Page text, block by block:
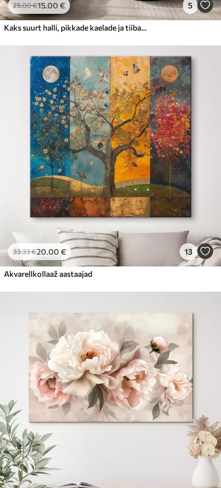
25.00€15.00 € 5
Kaks suurt halli, pikkade kaelade ja tiibadega kraanat, mis seisavad puudest ümbritsetud udujärves
33.33€20.00 € 13
Akvarellkollaaž aastaajad